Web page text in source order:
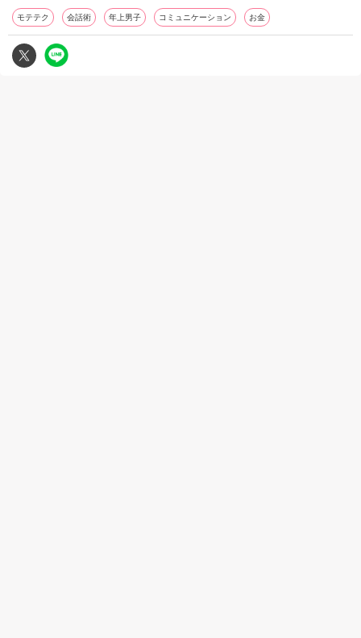
モテテク 会話術 年上男子 コミュニケーション お金